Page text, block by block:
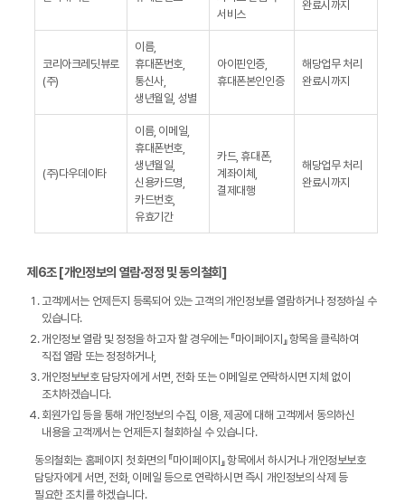
서비스
완료시까지
코리아크레딧뷰로
(주)
이름,
휴대폰번호,
통신사,
생년월일, 성별
아이핀인증,
휴대폰본인인증
해당업무 처리
완료시까지
(주)다우데이타
이름, 이메일,
휴대폰번호,
생년월일,
신용카드명,
카드번호,
유효기간
카드, 휴대폰,
계좌이체,
결제대행
해당업무 처리
완료시까지
제6조 [개인정보의 열람∙정정 및 동의철회]
고객께서는 언제든지 등록되어 있는 고객의 개인정보를 열람하거나 정정하실 수
있습니다.
개인정보 열람 및 정정을 하고자 할 경우에는 『마이페이지』 항목을 클릭하여
직접 열람 또는 정정하거나,
개인정보보호 담당자에게 서면, 전화 또는 이메일로 연락하시면 지체 없이
조치하겠습니다.
회원가입 등을 통해 개인정보의 수집, 이용, 제공에 대해 고객께서 동의하신
내용을 고객께서는 언제든지 철회하실 수 있습니다.
동의철회는 홈페이지 첫 화면의 『마이페이지』 항목에서 하시거나 개인정보보호
담당자에게 서면, 전화, 이메일 등으로 연락하시면 즉시 개인정보의 삭제 등
필요한 조치를 하겠습니다.